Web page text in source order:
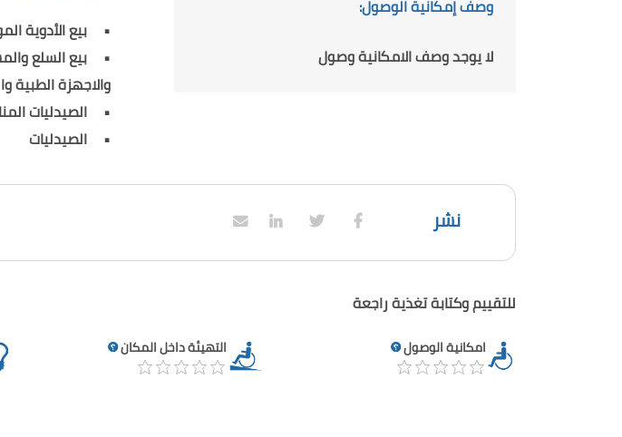
وصف إمكانية الوصول:
لا يوجد وصف الامكانية وصول
بيع الأدوية
بيع السلع
والاجهزة الطبية
الصيدليات المناوبة
الصيدليات
نشر
للتقييم وكتابة تغذية راجعة
امكانية الوصول التهيئة داخل المكان